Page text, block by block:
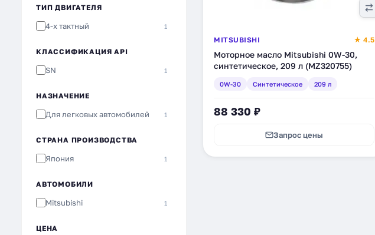
ТИП ДВИГАТЕЛЯ
4-х тактный 1
КЛАССИФИКАЦИЯ API
SN 1
НАЗНАЧЕНИЕ
Для легковых автомобилей 1
СТРАНА ПРОИЗВОДСТВА
Япония 1
АВТОМОБИЛИ
Mitsubishi 1
ЦЕНА
MITSUBISHI ★ 4.5
Моторное масло Mitsubishi 0W-30,
синтетическое, 209 л (MZ320755)
0W-30 Синтетическое 209 л
88 330 ₽
Запрос цены